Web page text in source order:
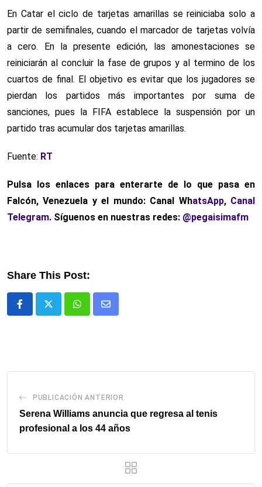
En Catar el ciclo de tarjetas amarillas se reiniciaba solo a
partir de semifinales, cuando el marcador de tarjetas volvía
a cero. En la presente edición, las amonestaciones se
reiniciarán al concluir la fase de grupos y al termino de los
cuartos de final. El objetivo es evitar que los jugadores se
pierdan los partidos más importantes por suma de
sanciones, pues la FIFA establece la suspensión por un
partido tras acumular dos tarjetas amarillas.
Fuente: RT
Pulsa los enlaces para enterarte de lo que pasa en
Falcón, Venezuela y el mundo: Canal WhatsApp, Canal
Telegram. Síguenos en nuestras redes: @pegaisimafm
Share This Post:
WhatsappComparte
PUBLICACIÓN ANTERIOR
Serena Williams anuncia que regresa al tenis
profesional a los 44 años